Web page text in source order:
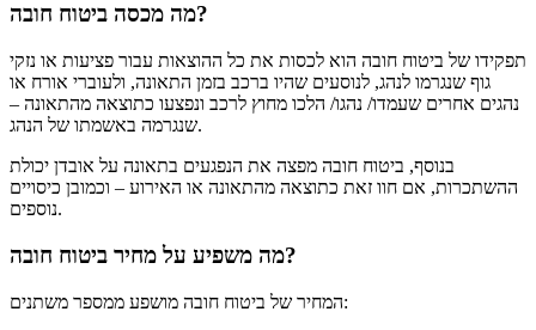
מה מכסה ביטוח חובה?
תפקידו של ביטוח חובה הוא לכסות את כל ההוצאות עבור פציעות או נזקי
גוף שנגרמו לנהג, לנוסעים שהיו ברכב בזמן התאונה, ולעוברי אורח או
נהגים אחרים שעמדו/ נהגו/ הלכו מחוץ לרכב ונפצעו כתוצאה מהתאונה –
שנגרמה באשמתו של הנהג.
בנוסף, ביטוח חובה מפצה את הנפגעים בתאונה על אובדן יכולת
ההשתכרות, אם חוו זאת כתוצאה מהתאונה או האירוע – וכמובן כיסויים
נוספים.
מה משפיע על מחיר ביטוח חובה?
המחיר של ביטוח חובה מושפע ממספר משתנים: